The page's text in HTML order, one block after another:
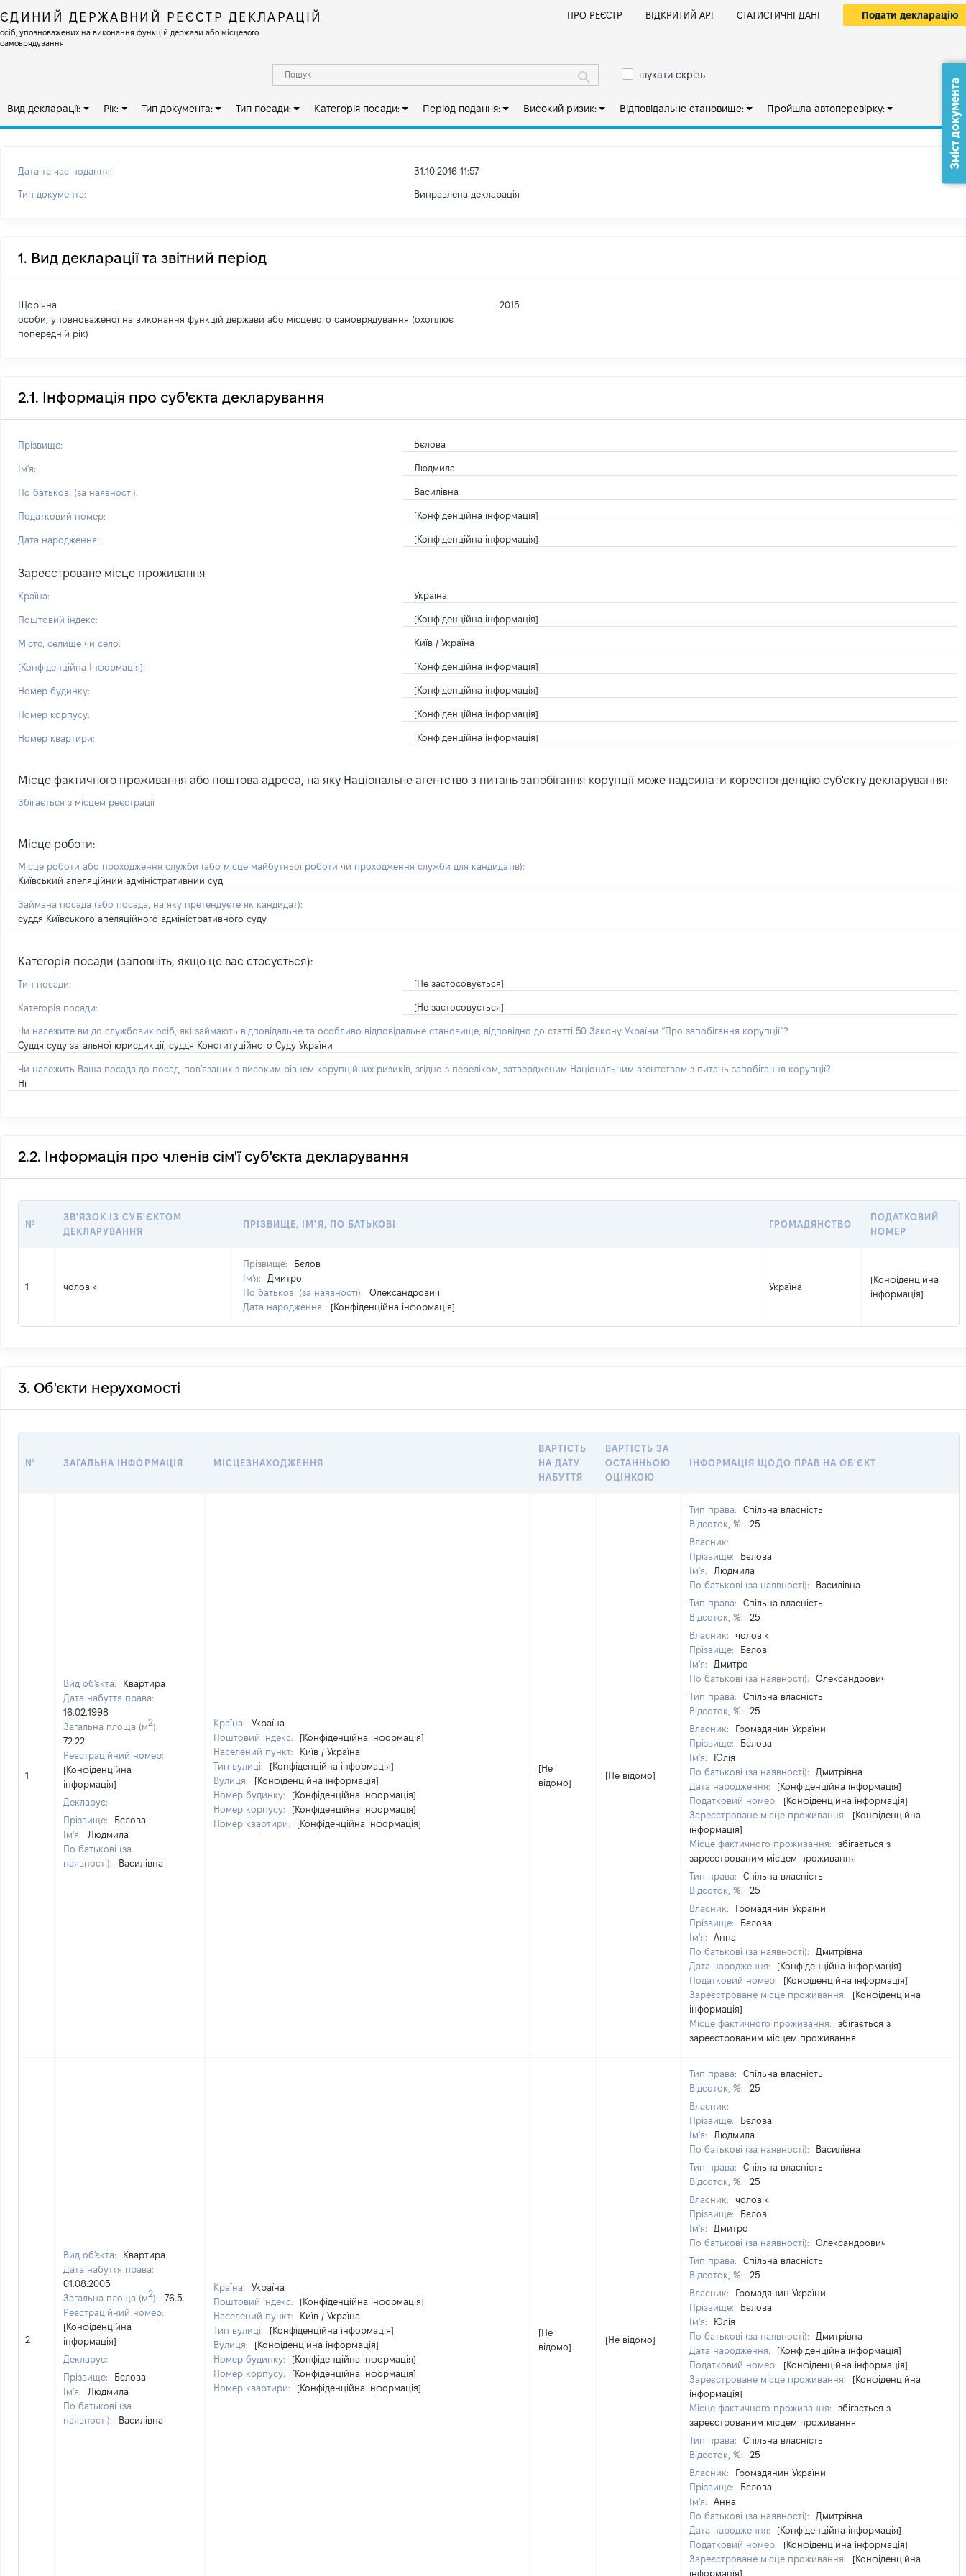
ЄДИНИЙ ДЕРЖАВНИЙ РЕЄСТР ДЕКЛАРАЦІЙ
осіб, уповноважених на виконання функцій держави або місцевого
самоврядування
ПРО РЕЄСТР ВІДКРИТИЙ АРІ СТАТИСТИЧНІ ДАНІ Подати декларацію
шукати скрізь
Вид декларації: Рік: Тип документа: Тип посади: Категорія посади: Період подання: Високий ризик: Відповідальне становище: Пройшла автоперевірку:
Дата та час подання: 31.10.2016 11:57
Тип документа: Виправлена декларація
1. Вид декларації та звітний період
Щорічна
особи, уповноваженої на виконання функцій держави або місцевого самоврядування (охоплює
попередній рік)
2015
2.1. Інформація про суб'єкта декларування
Прізвище: Бєлова
Ім'я: Людмила
По батькові (за наявності): Василівна
Податковий номер: [Конфіденційна інформація]
Дата народження: [Конфіденційна інформація]
Зареєстроване місце проживання
Країна: Україна
Поштовий індекс: [Конфіденційна інформація]
Місто, селище чи село: Київ / Україна
[Конфіденційна Інформація]: [Конфіденційна інформація]
Номер будинку: [Конфіденційна інформація]
Номер корпусу: [Конфіденційна інформація]
Номер квартири: [Конфіденційна інформація]
Місце фактичного проживання або поштова адреса, на яку Національне агентство з питань запобігання корупції може надсилати кореспонденцію суб'єкту декларування:
Збігається з місцем реєстрації
Місце роботи:
Місце роботи або проходження служби (або місце майбутньої роботи чи проходження служби для кандидатів):
Київський апеляційний адміністративний суд
Займана посада (або посада, на яку претендуєте як кандидат):
суддя Київського апеляційного адміністративного суду
Категорія посади (заповніть, якщо це вас стосується):
Тип посади: [Не застосовується]
Категорія посади: [Не застосовується]
Чи належите ви до службових осіб, які займають відповідальне та особливо відповідальне становище, відповідно до статті 50 Закону України “Про запобігання корупції”?
Суддя суду загальної юрисдикції, суддя Конституційного Суду України
Чи належить Ваша посада до посад, пов'язаних з високим рівнем корупційних ризиків, згідно з переліком, затвердженим Національним агентством з питань запобігання корупції?
Ні
2.2. Інформація про членів сім'ї суб'єкта декларування
№
ЗВ'ЯЗОК ІЗ СУБ'ЄКТОМ
ДЕКЛАРУВАННЯ
ПРІЗВИЩЕ, ІМ'Я, ПО БАТЬКОВІ ГРОМАДЯНСТВО
ПОДАТКОВИЙ
НОМЕР
1 чоловік
Прізвище:
Бєлов
Ім'я:
Дмитро
По батькові (за наявності):
Олександрович
Дата народження:
[Конфіденційна інформація]
Україна
[Конфіденційна
інформація]
3. Об'єкти нерухомості
№ ЗАГАЛЬНА ІНФОРМАЦІЯ МІСЦЕЗНАХОДЖЕННЯ
ВАРТІСТЬ
НА ДАТУ
НАБУТТЯ
ВАРТІСТЬ ЗА
ОСТАННЬОЮ
ОЦІНКОЮ
ІНФОРМАЦІЯ ЩОДО ПРАВ НА ОБ'ЄКТ
1
Вид об'єкта:
Квартира
Дата набуття права:
16.02.1998
Загальна площа (м2):
72.22
Реєстраційний номер:
[Конфіденційна
інформація]
Декларує:
Прізвище:
Бєлова
Ім'я:
Людмила
По батькові (за
наявності):
Василівна
Країна:
Україна
Поштовий індекс:
[Конфіденційна інформація]
Населений пункт:
Київ / Україна
Тип вулиці:
[Конфіденційна інформація]
Вулиця:
[Конфіденційна інформація]
Номер будинку:
[Конфіденційна інформація]
Номер корпусу:
[Конфіденційна інформація]
Номер квартири:
[Конфіденційна інформація]
[Не
відомо]
[Не відомо]
Тип права:
Спільна власність
Відсоток, %:
25
Власник:
Прізвище:
Бєлова
Ім'я:
Людмила
По батькові (за наявності):
Василівна
Тип права:
Спільна власність
Відсоток, %:
25
Власник:
чоловік
Прізвище:
Бєлов
Ім'я:
Дмитро
По батькові (за наявності):
Олександрович
Тип права:
Спільна власність
Відсоток, %:
25
Власник:
Громадянин України
Прізвище:
Бєлова
Ім'я:
Юлія
По батькові (за наявності):
Дмитрівна
Дата народження:
[Конфіденційна інформація]
Податковий номер:
[Конфіденційна інформація]
Зареєстроване місце проживання:
[Конфіденційна
інформація]
Місце фактичного проживання:
збігається з
зареєстрованим місцем проживання
Тип права:
Спільна власність
Відсоток, %:
25
Власник:
Громадянин України
Прізвище:
Бєлова
Ім'я:
Анна
По батькові (за наявності):
Дмитрівна
Дата народження:
[Конфіденційна інформація]
Податковий номер:
[Конфіденційна інформація]
Зареєстроване місце проживання:
[Конфіденційна
інформація]
Місце фактичного проживання:
збігається з
зареєстрованим місцем проживання
2
Вид об'єкта:
Квартира
Дата набуття права:
01.08.2005
Загальна площа (м2):
76.5
Реєстраційний номер:
[Конфіденційна
інформація]
Декларує:
Прізвище:
Бєлова
Ім'я:
Людмила
По батькові (за
наявності):
Василівна
Країна:
Україна
Поштовий індекс:
[Конфіденційна інформація]
Населений пункт:
Київ / Україна
Тип вулиці:
[Конфіденційна інформація]
Вулиця:
[Конфіденційна інформація]
Номер будинку:
[Конфіденційна інформація]
Номер корпусу:
[Конфіденційна інформація]
Номер квартири:
[Конфіденційна інформація]
[Не
відомо]
[Не відомо]
Тип права:
Спільна власність
Відсоток, %:
25
Власник:
Прізвище:
Бєлова
Ім'я:
Людмила
По батькові (за наявності):
Василівна
Тип права:
Спільна власність
Відсоток, %:
25
Власник:
чоловік
Прізвище:
Бєлов
Ім'я:
Дмитро
По батькові (за наявності):
Олександрович
Тип права:
Спільна власність
Відсоток, %:
25
Власник:
Громадянин України
Прізвище:
Бєлова
Ім'я:
Юлія
По батькові (за наявності):
Дмитрівна
Дата народження:
[Конфіденційна інформація]
Податковий номер:
[Конфіденційна інформація]
Зареєстроване місце проживання:
[Конфіденційна
інформація]
Місце фактичного проживання:
збігається з
зареєстрованим місцем проживання
Тип права:
Спільна власність
Відсоток, %:
25
Власник:
Громадянин України
Прізвище:
Бєлова
Ім'я:
Анна
По батькові (за наявності):
Дмитрівна
Дата народження:
[Конфіденційна інформація]
Податковий номер:
[Конфіденційна інформація]
Зареєстроване місце проживання:
[Конфіденційна
інформація]
Зміст документа